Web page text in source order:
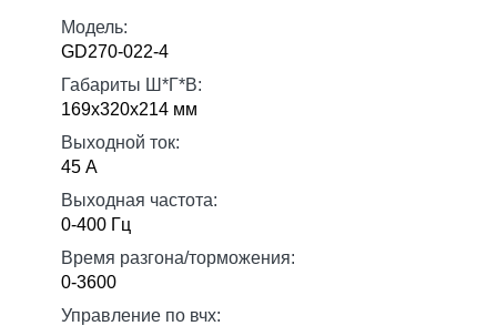
Модель:
GD270-022-4
Габариты Ш*Г*В:
169х320х214 мм
Выходной ток:
45 А
Выходная частота:
0-400 Гц
Время разгона/торможения:
0-3600
Управление по вчх: